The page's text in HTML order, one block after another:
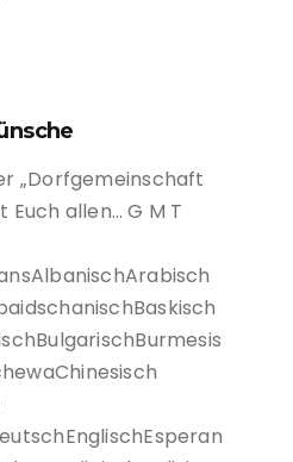
„Dorfgemeinschaft
Euch allen… G M T